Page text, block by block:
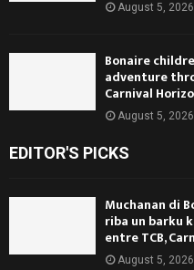
August 5, 2026
Bonaire
adventure
Carnival
August 5, 2026
EDITOR'S PICKS
Muchanan di
riba un barku
entre TCB,
August 5, 2026